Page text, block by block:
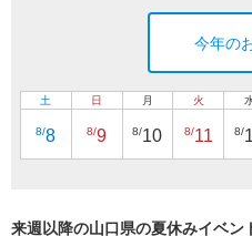
今年の
土
8/8
日
8/9
月
8/10
火
8/11 8/
来週以降の山口県の夏休みイベン